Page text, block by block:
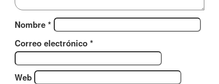
Nombre *
Correo electrónico *
Web